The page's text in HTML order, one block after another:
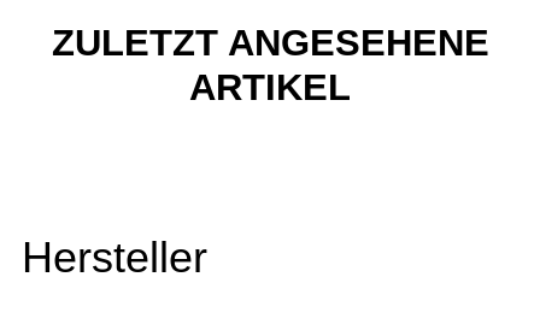
ZULETZT ANGESEHENE
ARTIKEL
Hersteller